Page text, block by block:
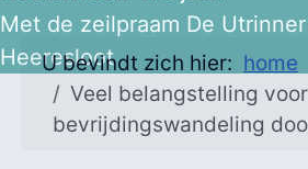
Met de zeilpraam De
Heeresloot
U bevindt zich hier: home
Veel belangstelling voor
bevrijdingswandeling